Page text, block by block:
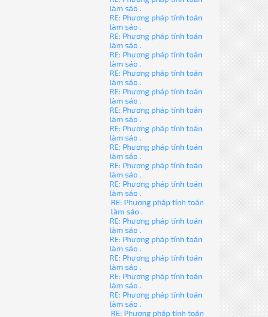
làm sáo .
RE: Phương pháp tính toán
làm sáo .
RE: Phương pháp tính toán
làm sáo .
RE: Phương pháp tính toán
làm sáo .
RE: Phương pháp tính toán
làm sáo .
RE: Phương pháp tính toán
làm sáo .
RE: Phương pháp tính toán
làm sáo .
RE: Phương pháp tính toán
làm sáo .
RE: Phương pháp tính toán
làm sáo .
RE: Phương pháp tính toán
làm sáo .
RE: Phương pháp tính toán
làm sáo .
RE: Phương pháp tính toán
làm sáo .
RE: Phương pháp tính toán
làm sáo .
RE: Phương pháp tính toán
làm sáo .
RE: Phương pháp tính toán
làm sáo .
RE: Phương pháp tính toán
làm sáo .
RE: Phương pháp tính toán
làm sáo .
RE: Phương pháp tính toán